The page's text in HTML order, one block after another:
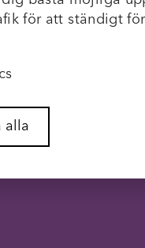
för att ständigt
alla